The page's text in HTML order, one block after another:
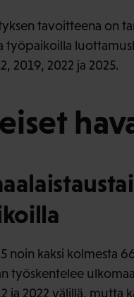
tavoitteena on
työpaikoilla
2019, 2022 ja 2025.
noin kaksi kolmesta
työskentelee
ja 2022 välillä, mutta